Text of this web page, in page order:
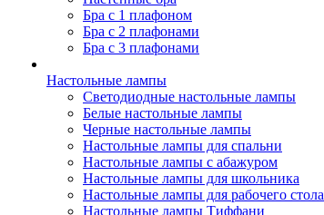
Бра с 1 плафоном
Бра с 2 плафонами
Бра с 3 плафонами
Настольные лампы
Светодиодные настольные лампы
Белые настольные лампы
Черные настольные лампы
Настольные лампы для спальни
Настольные лампы с абажуром
Настольные лампы для школьника
Настольные лампы для рабочего стола
Настольные лампы Тиффани